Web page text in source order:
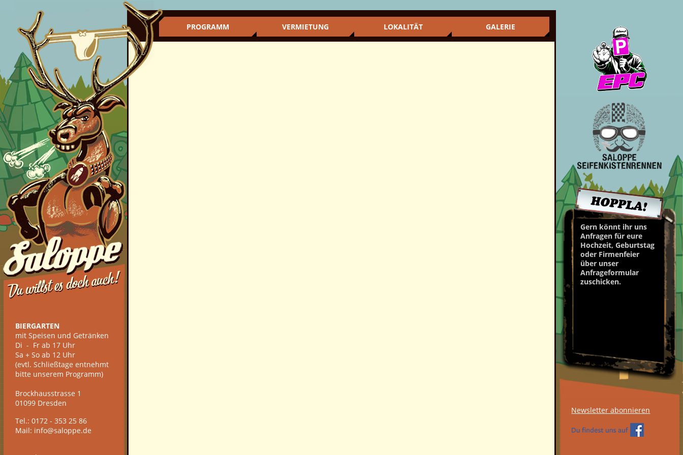
BIERGARTEN
mit Speisen und Getränken
Di - Fr ab 17 Uhr
Sa + So ab 12 Uhr
(evtl. Schließtage entnehmt
bitte unserem Programm)
Brockhausstrasse 1
01099 Dresden
Tel.: 0172 - 353 25 86
Mail: info@saloppe.de
PROGRAMM VERMIETUNG LOKALITÄT GALERIE
Gern könnt ihr uns
Anfragen für eure
Hochzeit, Geburtstag
oder Firmenfeier
über unser
Anfrageformular
zuschicken.
Newsletter abonnieren